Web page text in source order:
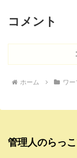
コメント
ホーム ワ
管理人のらっ